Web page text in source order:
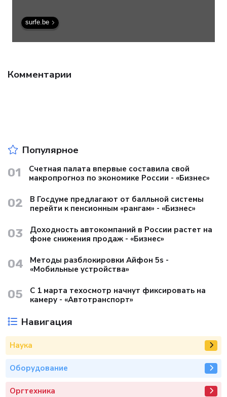
surfe.be
Комментарии
Популярное
01
Счетная палата впервые составила свой
макропрогноз по экономике России - «Бизнес»
02
В Госдуме предлагают от балльной системы
перейти к пенсионным «рангам» - «Бизнес»
03
Доходность автокомпаний в России растет на
фоне снижения продаж - «Бизнес»
04
Методы разблокировки Айфон 5s -
«Мобильные устройства»
05
С 1 марта техосмотр начнут фиксировать на
камеру - «Автотранспорт»
Навигация
Наука
Оборудование
Оргтехника